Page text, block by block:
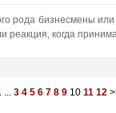
рода бизнесмены
реакция, когда
... 3 4 5 6 7 8 9 10 11 12